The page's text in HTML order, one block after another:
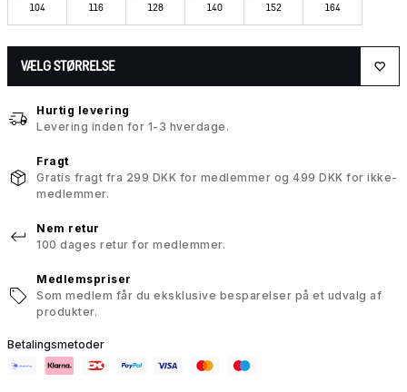
104 116 128 140 152 164
VÆLG STØRRELSE
Hurtig levering
Levering inden for 1-3 hverdage.
Fragt
Gratis fragt fra 299 DKK for medlemmer og 499 DKK for ikke-
medlemmer.
Nem retur
100 dages retur for medlemmer.
Medlemspriser
Som medlem får du eksklusive besparelser på et udvalg af
produkter.
Betalingsmetoder